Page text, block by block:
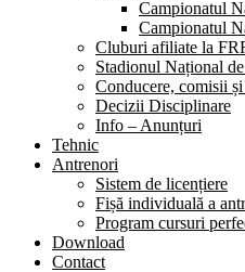
Campionatul
Campionatul
Cluburi afiliate la
Stadionul Național
Conducere, comisii
Decizii Disciplinare
Info – Anunțuri
Tehnic
Antrenori
Sistem de licențiere
Fișă individuală a
Program cursuri
Download
Contact